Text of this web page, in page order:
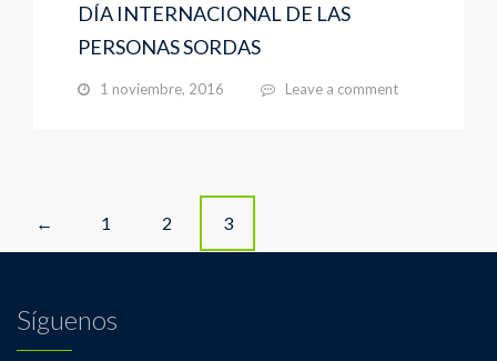
DÍA INTERNACIONAL DE LAS
PERSONAS SORDAS
1 noviembre, 2016 Leave a comment
Posts
navigation
← 1 2 3
Síguenos